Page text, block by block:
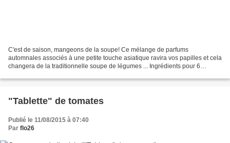
C'est de saison, mangeons de la soupe! Ce mélange de parfums
automnales associés à une petite touche asiatique ravira vos papilles et cela
changera de la traditionnelle soupe de légumes ... Ingrédients pour 6
"Tablette" de tomates
Publié le 11/08/2015 à 07:40
Par flo26